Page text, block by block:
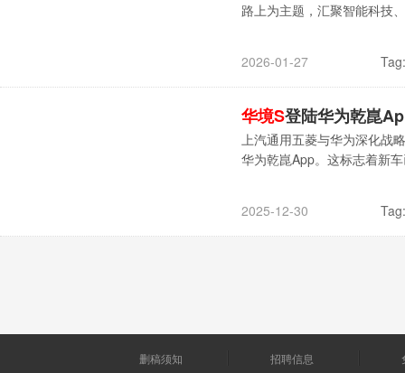
路上为主题，汇聚智能科技
2026-01-27 Tag:
华境S登陆华为乾崑
上汽通用五菱与华为深化战
华为乾崑App。这标志着新
2025-12-30 Tag: